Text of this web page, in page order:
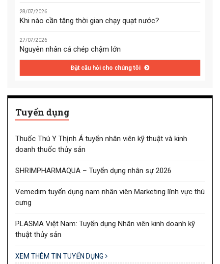
28/07/2026
Khi nào cần tăng thời gian chạy quạt nước?
27/07/2026
Nguyên nhân cá chép chậm lớn
Đặt câu hỏi cho chúng tôi
Tuyển dụng
Thuốc Thú Y Thịnh Á tuyển nhân viên kỹ thuật và kinh
doanh thuốc thủy sản
SHRIMPHARMAQUA – Tuyển dụng nhân sự 2026
Vemedim tuyển dụng nam nhân viên Marketing lĩnh vực thú
cưng
PLASMA Việt Nam: Tuyển dụng Nhân viên kinh doanh kỹ
thuật thủy sản
XEM THÊM TIN TUYỂN DỤNG